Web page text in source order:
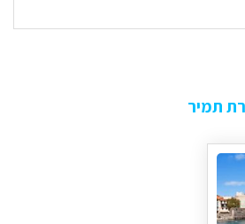
תמיר